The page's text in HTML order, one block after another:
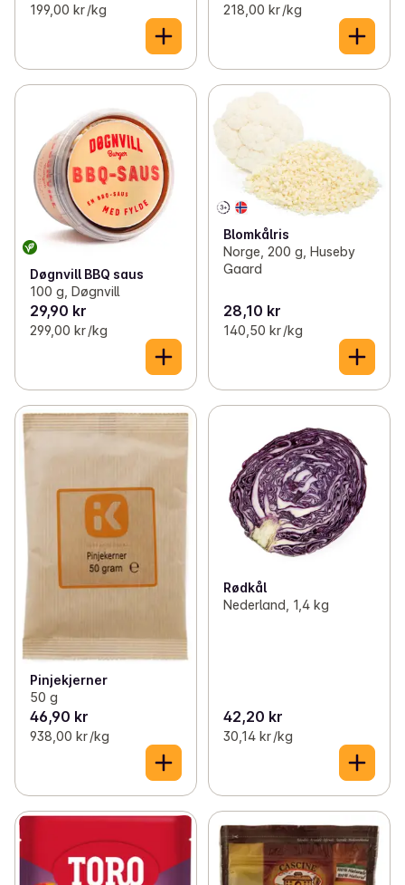
199,00 kr /kg 218,00 kr /kg
Døgnvill BBQ saus
100 g, Døgnvill
29,90 kr
299,00 kr /kg
Blomkålris
Norge, 200 g, Huseby
Gaard
28,10 kr
140,50 kr /kg
Pinjekjerner
50 g
46,90 kr
938,00 kr /kg
Rødkål
Nederland, 1,4 kg
42,20 kr
30,14 kr /kg